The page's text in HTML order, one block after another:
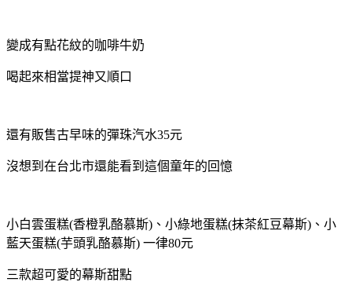
變成有點花紋的咖啡牛奶
喝起來相當提神又順口
還有販售古早味的彈珠汽水35元
沒想到在台北市還能看到這個童年的回憶
小白雲蛋糕(香橙乳酪慕斯)、小綠地蛋糕(抹茶紅豆幕斯)、小
藍天蛋糕(芋頭乳酪慕斯) 一律80元
三款超可愛的幕斯甜點